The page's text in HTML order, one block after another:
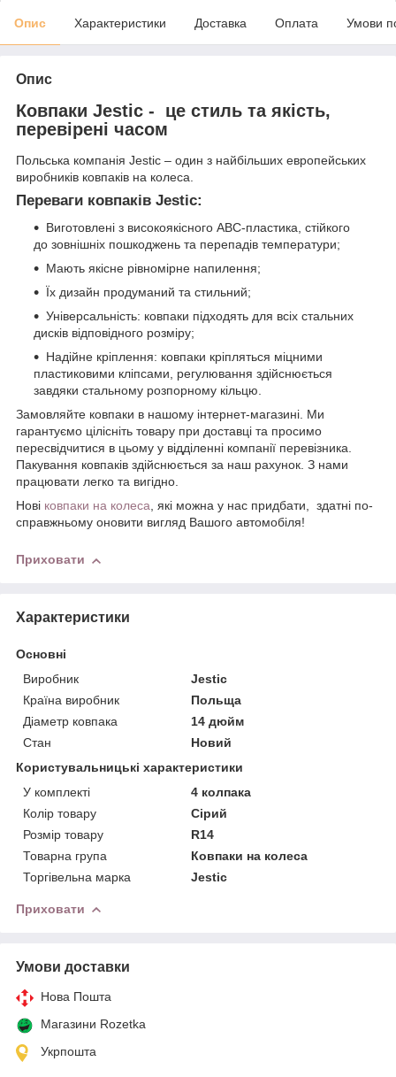
Опис Характеристики Доставка Оплата Умови
Опис
Ковпаки Jestic - це стиль та якість,
перевірені часом
Польська компанія Jestic – один з найбільших европейських
виробників ковпаків на колеса.
Переваги ковпаків Jestic:
Виготовлені з високоякісного АВС-пластика, стійкого
до зовнішніх пошкоджень та перепадів температури;
Мають якісне рівномірне напилення;
Їх дизайн продуманий та стильний;
Універсальність: ковпаки підходять для всіх стальних
дисків відповідного розміру;
Надійне кріплення: ковпаки кріпляться міцними
пластиковими кліпсами, регулювання здійснюється
завдяки стальному розпорному кільцю.
Замовляйте ковпаки в нашому інтернет-магазині. Ми
гарантуємо цілісніть товару при доставці та просимо
пересвідчитися в цьому у відділенні компанії перевізника.
Пакування ковпаків здійснюється за наш рахунок. З нами
працювати легко та вигідно.
Нові ковпаки на колеса, які можна у нас придбати, здатні по-
справжньому оновити вигляд Вашого автомобіля!
Приховати
Характеристики
Основні
Виробник
Jestic
Країна виробник
Польща
Діаметр ковпака
14 дюйм
Стан
Новий
Користувальницькі характеристики
У комплекті
4 колпака
Колір товару
Сірий
Розмір товару
R14
Товарна група
Ковпаки на колеса
Торгівельна марка
Jestic
Приховати
Умови доставки
Нова Пошта
Магазини Rozetka
Укрпошта